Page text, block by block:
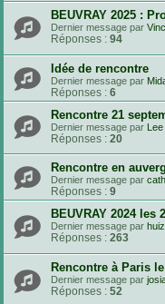
BEUVRAY 2025 :
Dernier message par
Réponses : 94
Idée de rencontre
Dernier message par
Réponses : 6
Rencontre 21
Dernier message par Lee
Réponses : 20
Rencontre en
Dernier message par
Réponses : 9
BEUVRAY 2024 les
Dernier message par
Réponses : 263
Rencontre à Paris
Dernier message par
Réponses : 52